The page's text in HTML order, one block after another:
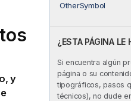
OtherSymbol
¿ESTA PÁGINA LE
Si encuentra algún
página o su
tipográficos, pasos
técnicos), no dude
, y